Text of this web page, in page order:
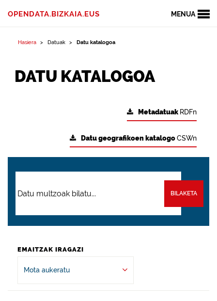
MENUA
OPENDATA.BIZKAIA.EUS
Hasiera Datuak Datu katalogoa
DATU KATALOGOA
Metadatuak RDFn
Datu geografikoen katalogoCSWn
BILAKETA
EMAITZAK IRAGAZI
Mota aukeratu